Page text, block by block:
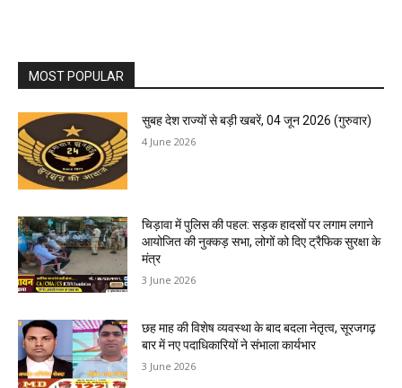
MOST POPULAR
सुबह देश राज्यों से बड़ी खबरें, 04 जून 2026 (गुरुवार)
4 June 2026
चिड़ावा में पुलिस की पहल: सड़क हादसों पर लगाम लगाने
आयोजित की नुक्कड़ सभा, लोगों को दिए ट्रैफिक सुरक्षा के
मंत्र
3 June 2026
छह माह की विशेष व्यवस्था के बाद बदला नेतृत्व, सूरजगढ़
बार में नए पदाधिकारियों ने संभाला कार्यभार
3 June 2026